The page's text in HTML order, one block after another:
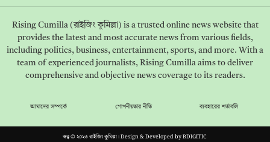
Rising Cumilla (রাইজিং কুমিল্লা) is a trusted online news website that
provides the latest and most accurate news from various fields,
including politics, business, entertainment, sports, and more. With a
team of experienced journalists, Rising Cumilla aims to deliver
comprehensive and objective news coverage to its readers.
আমাদের সম্পর্কে গোপনীয়তার নীতি ব্যবহারের শর্তাবলি
স্বত্ব © ২০২৩ রাইজিং কুমিল্লা। Design & Developed byBDIGITIC